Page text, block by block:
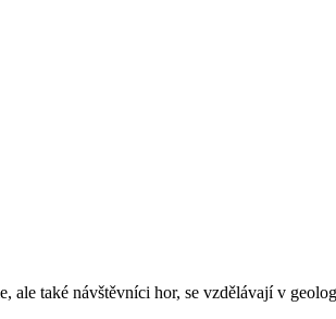
také návštěvníci hor, se vzdělávají v